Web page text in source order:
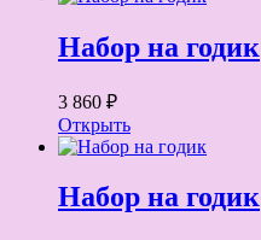
Набор на годик
3 860 ₽
Открыть
Набор на годик